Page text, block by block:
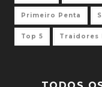
Primeiro Penta
Top 5 Traidores